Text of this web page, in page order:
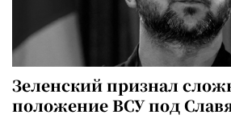
Зеленский признал
положение ВСУ под